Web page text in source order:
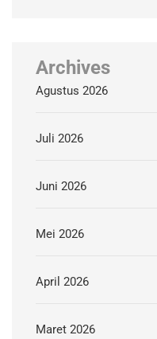
Archives
Agustus 2026
Juli 2026
Juni 2026
Mei 2026
April 2026
Maret 2026